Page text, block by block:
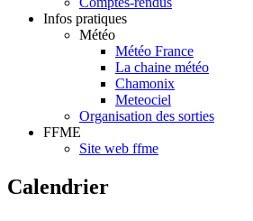
Infos pratiques
Météo
Météo France
La chaine météo
Chamonix
Meteociel
Organisation des sorties
FFME
Site web ffme
Calendrier